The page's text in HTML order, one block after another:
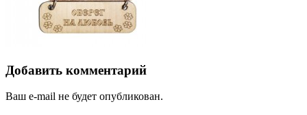
Добавить комментарий
Ваш e-mail не будет опубликован.